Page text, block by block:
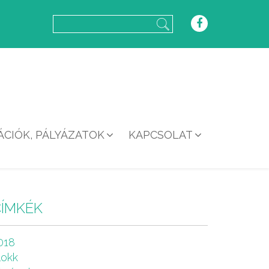
PÁLYÁZATOK KAPCSOLAT